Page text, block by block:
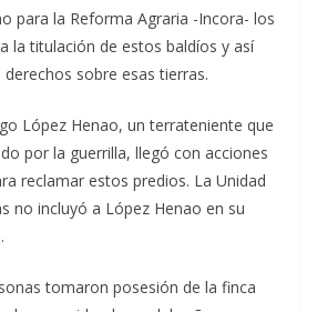
para la Reforma Agraria -Incora- los
la titulación de estos baldíos y así
sobre esas tierras.
López Henao, un terrateniente que
por la guerrilla, llegó con acciones
reclamar estos predios. La Unidad
no incluyó a López Henao en su
tomaron posesión de la finca